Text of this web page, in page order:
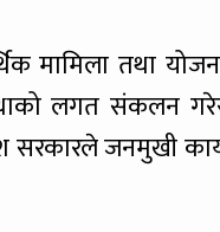
मामिला तथा
लगत संकलन
सरकारले जनमुखी